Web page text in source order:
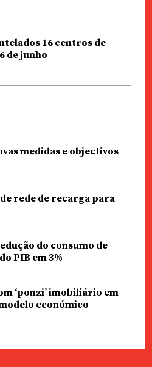
16 centros de
de junho
medidas e objectivos
rede de recarga para
do consumo de
PIB em 3%
‘ponzi’ imobiliário em
económico